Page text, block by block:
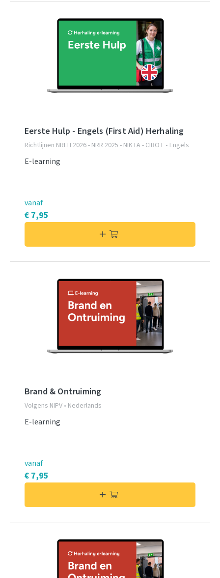
Eerste Hulp - Engels (First Aid) Herhaling
Richtlijnen NREH 2026 - NRR 2025 - NIKTA - CIBOT • Engels
E-learning
vanaf
€ 7,95
Brand & Ontruiming
Volgens NIPV • Nederlands
E-learning
vanaf
€ 7,95